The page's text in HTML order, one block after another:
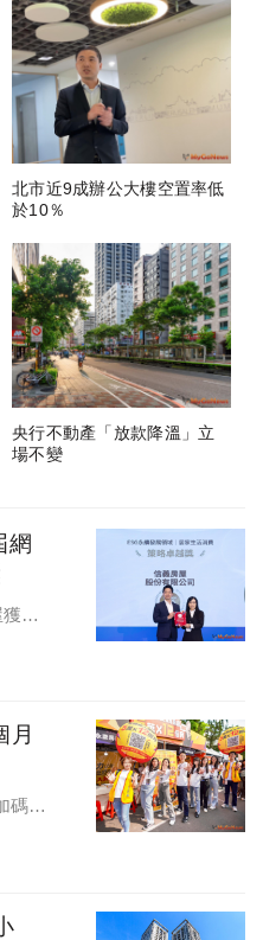
北市近9成辦公大樓空置率低
於10％
央行不動產「放款降溫」立
場不變
網
月
碼員
保